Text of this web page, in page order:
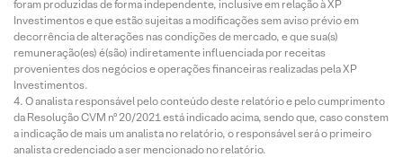
foram produzidas de forma independente, inclusive em relação à XP
Investimentos e que estão sujeitas a modificações sem aviso prévio em
decorrência de alterações nas condições de mercado, e que sua(s)
remuneração(es) é(são) indiretamente influenciada por receitas
provenientes dos negócios e operações financeiras realizadas pela XP
Investimentos.
O analista responsável pelo conteúdo deste relatório e pelo cumprimento
da Resolução CVM nº 20/2021 está indicado acima, sendo que, caso constem
a indicação de mais um analista no relatório, o responsável será o primeiro
analista credenciado a ser mencionado no relatório.